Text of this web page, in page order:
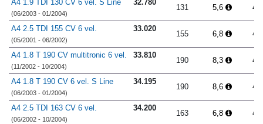
A4 1.9 TDI 130 CV 6 vel. S Line
(06/2003 - 01/2004)
32.780
131 5,6
A4 2.5 TDI 155 CV 6 vel.
(05/2001 - 06/2002)
33.020
155 6,8
A4 1.8 T 190 CV multitronic 6 vel.
(11/2002 - 10/2004)
33.810
190 8,3
A4 1.8 T 190 CV 6 vel. S Line
(06/2003 - 01/2004)
34.195
190 8,6
A4 2.5 TDI 163 CV 6 vel.
(06/2002 - 10/2004)
34.200
163 6,8